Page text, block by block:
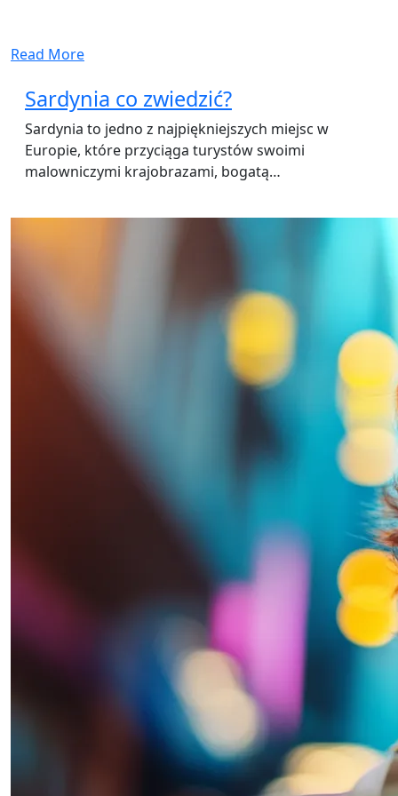
Read More
Sardynia co zwiedzić?
Sardynia to jedno z najpiękniejszych miejsc w
Europie, które przyciąga turystów swoimi
malowniczymi krajobrazami, bogatą…